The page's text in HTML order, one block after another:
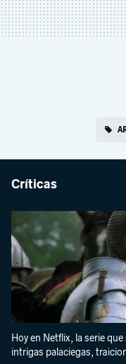
Críticas
Hoy en Netflix, la serie
intrigas palaciegas,